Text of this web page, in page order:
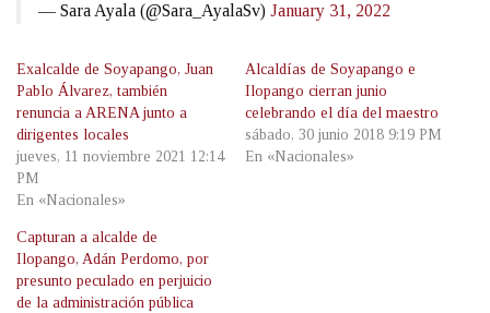
— Sara Ayala (@Sara_AyalaSv) January 31, 2022
Exalcalde de Soyapango, Juan
Pablo Álvarez, también
renuncia a ARENA junto a
dirigentes locales
jueves, 11 noviembre 2021 12:14
PM
En «Nacionales»
Alcaldías de Soyapango e
Ilopango cierran junio
celebrando el día del maestro
sábado, 30 junio 2018 9:19 PM
En «Nacionales»
Capturan a alcalde de
Ilopango, Adán Perdomo, por
presunto peculado en perjuicio
de la administración pública